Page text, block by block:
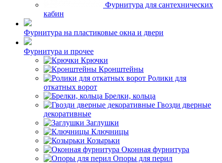
Фурнитура для сантехнических
кабин
Фурнитура на пластиковые окна и двери
Фурнитура и прочее
Крючки
Кронштейны
Ролики для
откатных ворот
Брелки, кольца
Гвозди дверные
декоративные
Заглушки
Ключницы
Козырьки
Оконная фурнитура
Опоры для перил